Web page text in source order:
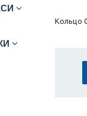
Кольцо